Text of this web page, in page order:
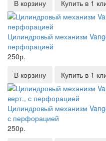
В корзину
Купить в 1
Цилиндровый механизм
перфорацией
250р.
В корзину
Купить в 1
Цилиндровый механизм
с перфорацией
250р.